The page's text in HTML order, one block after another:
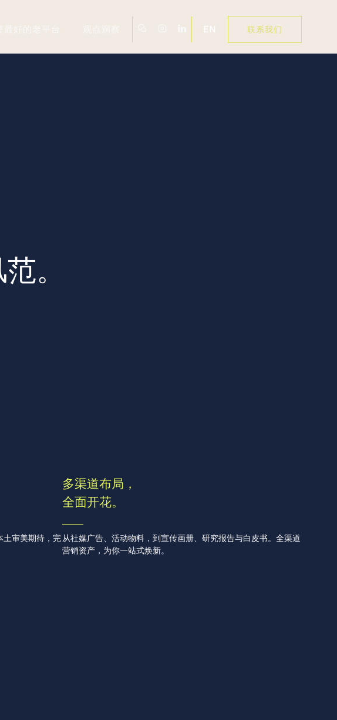
EN 联系我们
。
土审美期待，完
多渠道布局，
全面开花。
从社媒广告、活动物料，到宣传画册、研究报告与白皮书。全渠道
营销资产，为你一站式焕新。